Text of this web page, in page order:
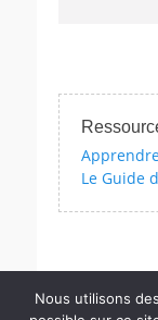
Le Guide
quizzes sur
Nous utilisons